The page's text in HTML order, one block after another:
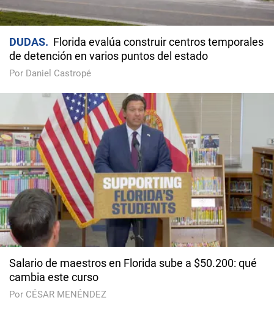
DUDAS
Florida evalúa construir centros temporales
de detención en varios puntos del estado
Por Daniel Castropé
Salario de maestros en Florida sube a $50.200: qué
cambia este curso
Por CÉSAR MENÉNDEZ